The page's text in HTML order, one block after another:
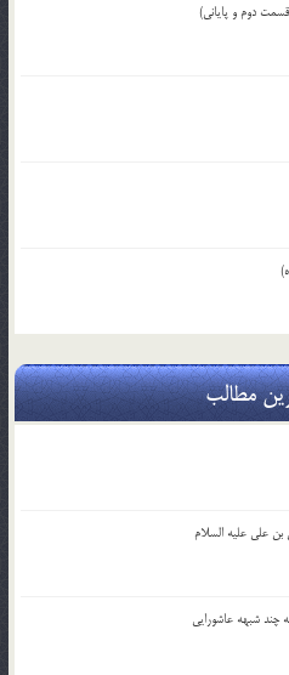
دوم و پایانی)
مطالب
علی علیه السلام
چند شبهه عاشورایی